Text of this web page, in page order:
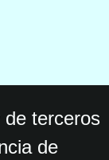
terceros
de